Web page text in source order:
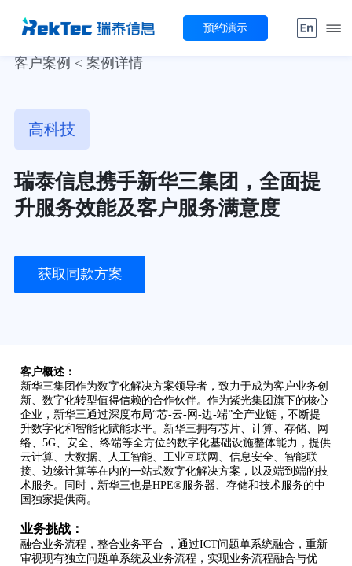
预约演示
客户案例 < 案例详情
高科技
瑞泰信息携手新华三集团，全面提
升服务效能及客户服务满意度
获取同款方案
客户概述：
新华三集团作为数字化解决方案领导者，致力于成为客户业务创
新、数字化转型值得信赖的合作伙伴。作为紫光集团旗下的核心
企业，新华三通过深度布局“芯-云-网-边-端”全产业链，不断提
升数字化和智能化赋能水平。新华三拥有芯片、计算、存储、网
络、5G、安全、终端等全方位的数字化基础设施整体能力，提供
云计算、大数据、人工智能、工业互联网、信息安全、智能联
接、边缘计算等在内的一站式数字化解决方案，以及端到端的技
术服务。同时，新华三也是HPE®服务器、存储和技术服务的中
国独家提供商。
业务挑战：
融合业务流程，整合业务平台 ，通过ICT问题单系统融合，重新
审视现有独立问题单系统及业务流程，实现业务流程融合与优